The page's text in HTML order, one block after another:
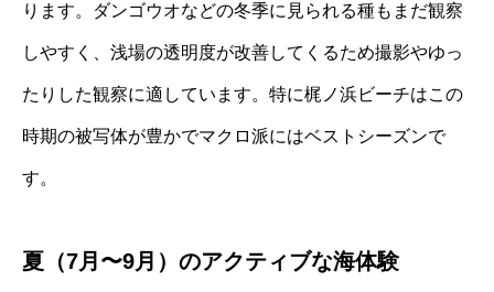
ります。ダンゴウオなどの冬季に見られる種もまだ観察
しやすく、浅場の透明度が改善してくるため撮影やゆっ
たりした観察に適しています。特に梶ノ浜ビーチはこの
時期の被写体が豊かでマクロ派にはベストシーズンで
す。
夏（7月〜9月）のアクティブな海体験